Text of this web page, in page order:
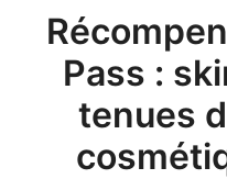
Pass :
tenues